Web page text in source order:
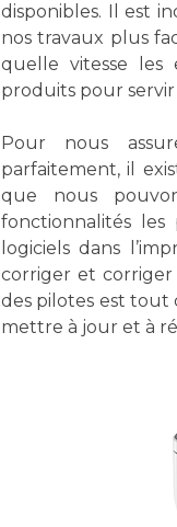
disponibles. Il est
nos travaux plus
quelle vitesse les
produits pour
Pour nous
parfaitement, il
que nous
fonctionnalités
logiciels dans
corriger et corriger
des pilotes est tout
mettre à jour et à